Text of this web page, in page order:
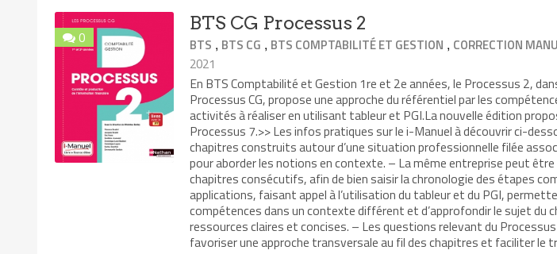
0
BTS CG Processus 2
BTS , BTS CG , BTS COMPTABILITÉ ET GESTION , CORRECTION
2021
En BTS Comptabilité et Gestion 1re et 2e années, le Processus 2,
Processus CG, propose une approche du référentiel par les
activités à réaliser en utilisant tableur et PGI.La nouvelle édition
Processus 7.>> Les infos pratiques sur le i-Manuel à découvrir ci-
chapitres construits autour d’une situation professionnelle filée
pour aborder les notions en contexte. – La même entreprise peut
chapitres consécutifs, afin de bien saisir la chronologie des étapes
applications, faisant appel à l’utilisation du tableur et du PGI,
compétences dans un contexte différent et d’approfondir le sujet du
ressources claires et concises. – Les questions relevant du
favoriser une approche transversale au fil des chapitres et faciliter le